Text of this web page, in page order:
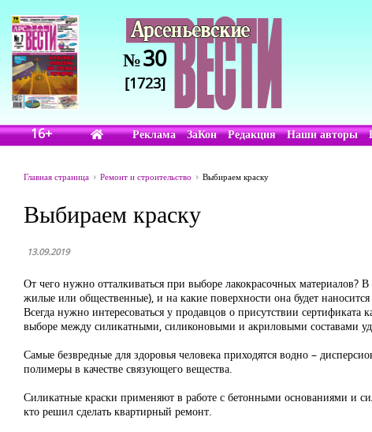
№30
[1723]
16+ Реклама ЗаКон Редакция Наши авторы
Главная страница Ремонт и строительство Выбираем краску
Выбираем краску
13.09.2019
От чего нужно отталкиваться при выборе лакокрасочных материалов?
жилые или общественные), и на какие поверхности она будет
Всегда нужно интересоваться у продавцов о присутствии
выборе между силикатными, силиконовыми и акриловыми составами
Самые безвредные для здоровья человека приходятся водно –
полимеры в качестве связующего вещества.
Силикатные краски применяют в работе с бетонными основаниями и
кто решил сделать квартирный ремонт.